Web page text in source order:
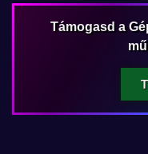
Támogasd a